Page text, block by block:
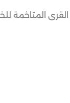
المتاخمة